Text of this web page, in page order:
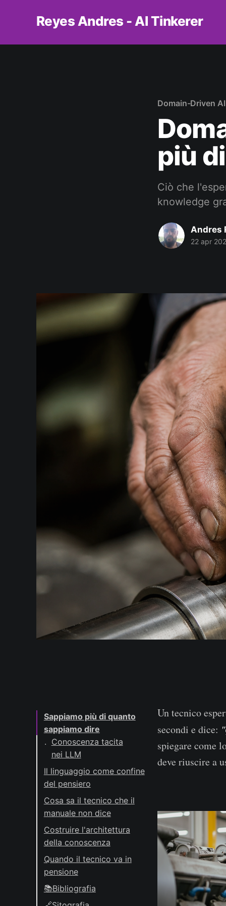
Reyes Andres - AI Tinkerer
Domain-Driven AI
più
Ciò che
knowledge
Andres
22 apr
Sappiamo più di quanto
sappiamo dire
Conoscenza tacita
nei LLM
Il linguaggio come confine
del pensiero
Giochi linguistici
Cosa sa il tecnico che il
manuale non dice
Costruire l'architettura
della conoscenza
Ontologie e
Vocabolari
Knowledge Graphs
Quando il tecnico va in
pensione
📚Bibliografia
Un tecnico
secondi e dice:
spiegare come
deve riuscire a